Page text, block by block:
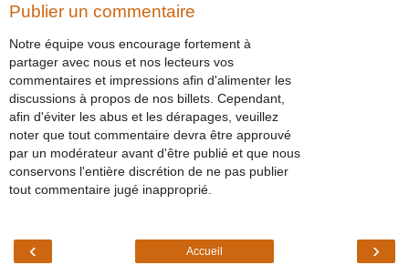
Publier un commentaire
Notre équipe vous encourage fortement à
partager avec nous et nos lecteurs vos
commentaires et impressions afin d'alimenter les
discussions à propos de nos billets. Cependant,
afin d'éviter les abus et les dérapages, veuillez
noter que tout commentaire devra être approuvé
par un modérateur avant d'être publié et que nous
conservons l'entière discrétion de ne pas publier
tout commentaire jugé inapproprié.
‹ ›
Accueil